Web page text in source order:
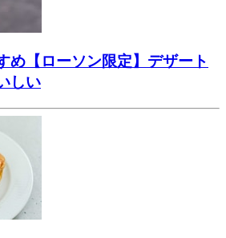
め【ローソン限定】デザート
しい